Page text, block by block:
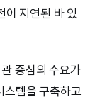
이 지연된 바 있
중심의 수요가
스템을 구축하고